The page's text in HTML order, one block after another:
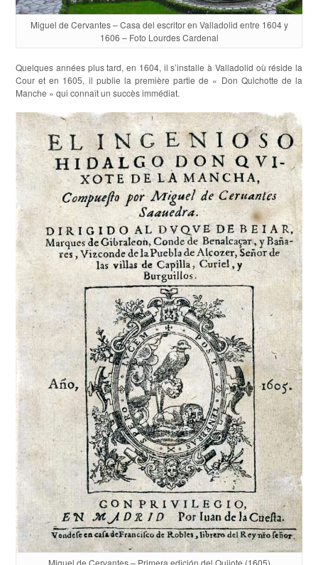
Miguel de Cervantes – Casa del escritor en Valladolid entre 1604 y
1606 – Foto Lourdes Cardenal
Quelques années plus tard, en 1604, il s’installe à Valladolid où réside la
Cour et en 1605, il publie la première partie de « Don Quichotte de la
Manche » qui connaît un succès immédiat.
Miguel de Cervantes – Primera edición del Quijote (1605)